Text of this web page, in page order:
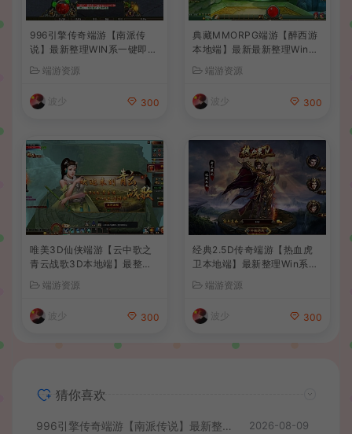
996引擎传奇端游【南派传
说】最新整理WIN系一键即玩
教程
端游资源
波少 300
典藏MMORPG端游【醉西游
本地端】最新最新整理Win系
+详细搭建教程
端游资源
波少 300
唯美3D仙侠端游【云中歌之
青云战歌3D本地端】最整理
Win系服务端+PC客户端+G
M工具+详细搭建教程
端游资源
波少 300
经典2.5D传奇端游【热血虎
卫本地端】最新整理Win系服
务端+PC客户端+详细搭建教
程
端游资源
波少 300
猜你喜欢
996引擎传奇端游【南派传说】最新整理WIN系一键即玩单机端+PC客户端+详细搭建教程 2026-08-09